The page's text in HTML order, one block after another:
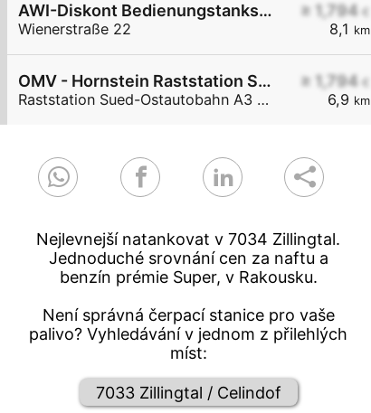
≥ 1,794 €
8,1 km
AWI-Diskont Bedienungstankstelle
Wienerstraße 22
≥ 1,794 €
6,9 km
OMV - Hornstein Raststation Süd-Ostautobahn A3 KM 27,6
Raststation Sued-Ostautobahn A3 KM 27,6
Nejlevnejší natankovat v 7034 Zillingtal.
Jednoduché srovnání cen za naftu a
benzín prémie Super, v Rakousku.
Není správná čerpací stanice pro vaše
palivo? Vyhledávání v jednom z přilehlých
míst:
7033 Zillingtal / Celindof